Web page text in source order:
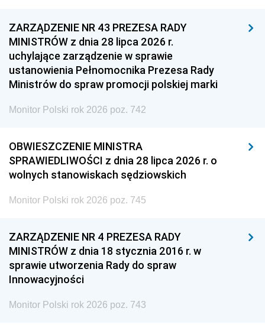
ZARZĄDZENIE NR 43 PREZESA RADY
MINISTRÓW z dnia 28 lipca 2026 r.
uchylające zarządzenie w sprawie
ustanowienia Pełnomocnika Prezesa Rady
Ministrów do spraw promocji polskiej marki
Monitor Polski rok 2026 poz. 742
OBWIESZCZENIE MINISTRA
SPRAWIEDLIWOŚCI z dnia 28 lipca 2026 r. o
wolnych stanowiskach sędziowskich
Monitor Polski rok 2026 poz. 745
ZARZĄDZENIE NR 4 PREZESA RADY
MINISTRÓW z dnia 18 stycznia 2016 r. w
sprawie utworzenia Rady do spraw
Innowacyjności
Monitor Polski rok 2026 poz. 743